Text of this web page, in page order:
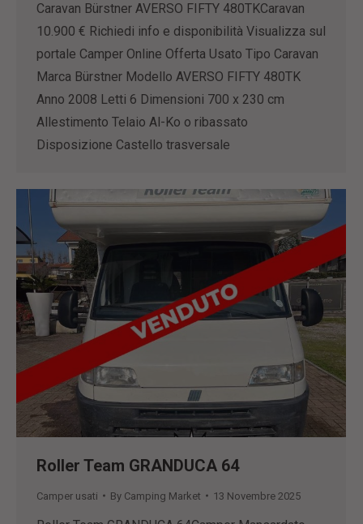
Caravan Bürstner AVERSO FIFTY 480TKCaravan
10.900 € Richiedi info e disponibilità Visualizza sul
portale Camper Online Offerta Usato Tipo Caravan
Marca Bürstner Modello AVERSO FIFTY 480TK
Anno 2008 Letti 6 Dimensioni 700 x 230 cm
Allestimento Telaio Al-Ko o ribassato
Disposizione Castello trasversale
Roller Team GRANDUCA 64
Camper usati By Camping Market 13 Novembre 2025